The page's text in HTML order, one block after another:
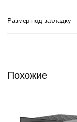
Размер под закладку
Похожие